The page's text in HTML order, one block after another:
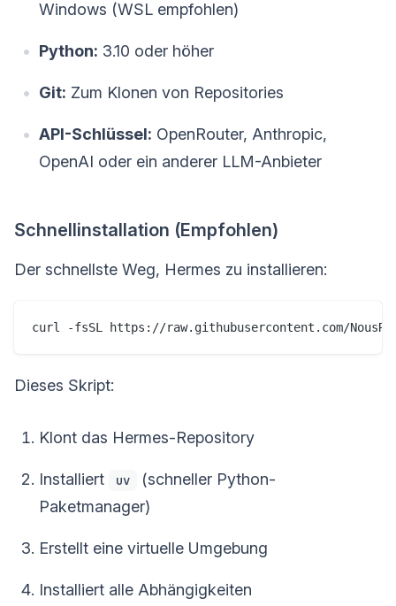
Windows (WSL empfohlen)
Python: 3.10 oder höher
Git: Zum Klonen von Repositories
API-Schlüssel: OpenRouter, Anthropic,
OpenAI oder ein anderer LLM-Anbieter
Schnellinstallation (Empfohlen)
Der schnellste Weg, Hermes zu installieren:
curl -fsSL https://raw.githubusercontent.com/
Dieses Skript:
Klont das Hermes-Repository
Installiert uv
(schneller Python-
Paketmanager)
Erstellt eine virtuelle Umgebung
Installiert alle Abhängigkeiten